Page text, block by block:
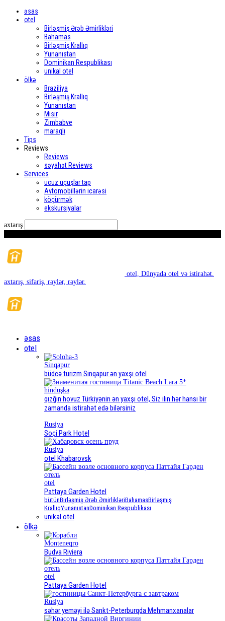
əsas
otel
Birləşmiş Ərəb Əmirlikləri
Bahamas
Birləşmiş Krallıq
Yunanıstan
Dominikan Respublikası
unikal otel
ölkə
Braziliya
Birləşmiş Krallıq
Yunanıstan
Misir
Zimbabve
maraqlı
Tips
Reviews
Reviews
səyahət Reviews
Services
ucuz uçuşlar tap
Avtomobillərin icarəsi
köçürmək
ekskursiyalar
axtarış
otel, Dünyada otel və istirahət.
axtarış, sifariş, rəylər, rəylər.
əsas
otel
Sinqapur
büdcə turizm Sinqapur ən yaxşı otel
hinduşka
qızğın hovuz Türkiyənin ən yaxşı otel, Siz ilin hər hansı bir
zamanda istirahət edə bilərsiniz
Rusiya
Soçi Park Hotel
Rusiya
otel Khabarovsk
otel
Pattaya Garden Hotel
bütünBirləşmiş Ərəb ƏmirlikləriBahamasBirləşmiş
KrallıqYunanıstanDominikan Respublikası
unikal otel
ölkə
Monteneqro
Budva Riviera
otel
Pattaya Garden Hotel
Rusiya
səhər yeməyi ilə Sankt-Peterburqda Mehmanxanalar